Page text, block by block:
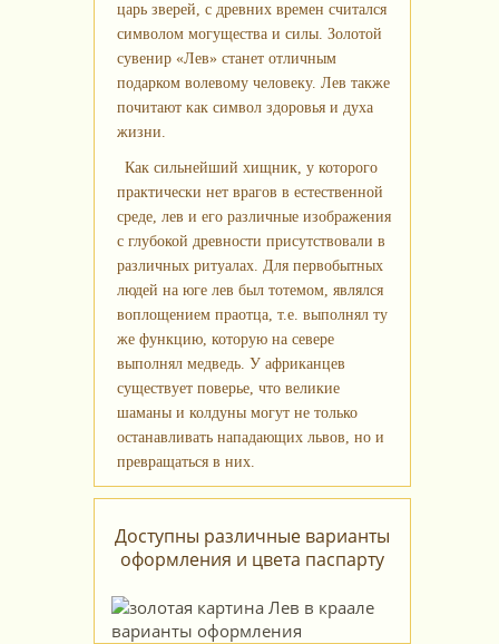
царь зверей, с древних времен считался
символом могущества и силы. Золотой
сувенир «Лев» станет отличным
подарком волевому человеку. Лев также
почитают как символ здоровья и духа
жизни.
Как сильнейший хищник, у которого
практически нет врагов в естественной
среде, лев и его различные изображения
с глубокой древности присутствовали в
различных ритуалах. Для первобытных
людей на юге лев был тотемом, являлся
воплощением праотца, т.е. выполнял ту
же функцию, которую на севере
выполнял медведь. У африканцев
существует поверье, что великие
шаманы и колдуны могут не только
останавливать нападающих львов, но и
превращаться в них.
Доступны различные варианты
оформления и цвета паспарту